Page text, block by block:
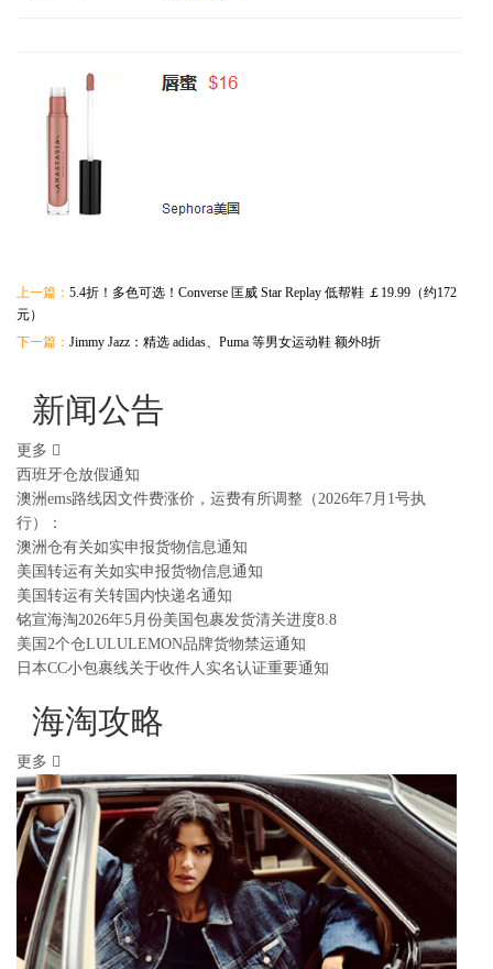
上一篇： 5.4折！多色可选！Converse 匡威 Star Replay 低帮鞋 ￡19.99（约172
元）
下一篇： Jimmy Jazz：精选 adidas、Puma 等男女运动鞋 额外8折
新闻公告
更多
西班牙仓放假通知
澳洲ems路线因文件费涨价，运费有所调整（2026年7月1号执
行）：
澳洲仓有关如实申报货物信息通知
美国转运有关如实申报货物信息通知
美国转运有关转国内快递名通知
铭宣海淘2026年5月份美国包裹发货清关进度8.8
美国2个仓LULULEMON品牌货物禁运通知
日本CC小包裹线关于收件人实名认证重要通知
海淘攻略
更多